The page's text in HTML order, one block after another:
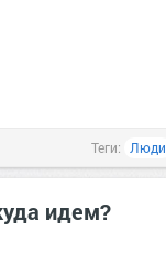
Теги: Люди
идем?